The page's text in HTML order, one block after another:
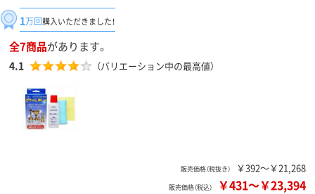
1万回購入いただきました！
全7商品があります。
4.1 （バリエーション中の最高値）
販売価格（税抜き） ￥392～￥21,268
販売価格（税込） ￥431～￥23,394